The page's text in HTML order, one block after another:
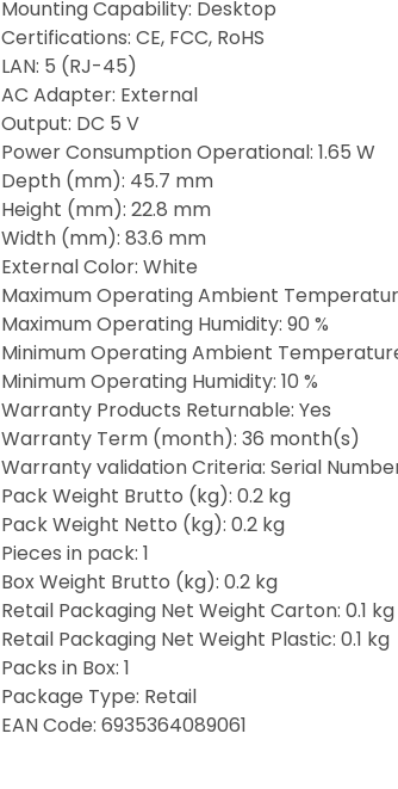
Mounting Capability: Desktop
Certifications: CE, FCC, RoHS
LAN: 5 (RJ-45)
AC Adapter: External
Output: DC 5 V
Power Consumption Operational: 1.65 W
Depth (mm): 45.7 mm
Height (mm): 22.8 mm
Width (mm): 83.6 mm
External Color: White
Maximum Operating Ambient
Maximum Operating Humidity: 90 %
Minimum Operating Ambient
Minimum Operating Humidity: 10 %
Warranty Products Returnable: Yes
Warranty Term (month): 36 month(s)
Warranty validation Criteria: Serial
Pack Weight Brutto (kg): 0.2 kg
Pack Weight Netto (kg): 0.2 kg
Pieces in pack: 1
Box Weight Brutto (kg): 0.2 kg
Retail Packaging Net Weight Carton: 0.1 kg
Retail Packaging Net Weight Plastic: 0.1 kg
Packs in Box: 1
Package Type: Retail
EAN Code: 6935364089061